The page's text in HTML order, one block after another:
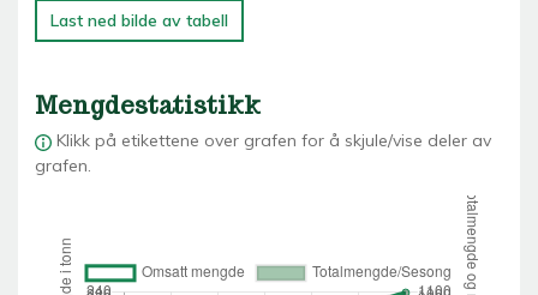
Last ned bilde av tabell
Mengdestatistikk
Klikk på etikettene over grafen for å skjule/vise deler av
grafen.